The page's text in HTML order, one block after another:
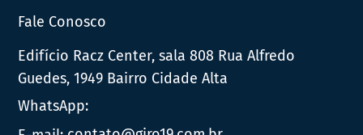
Fale Conosco
Edifício Racz Center, sala 808 Rua Alfredo
Guedes, 1949 Bairro Cidade Alta
WhatsApp: